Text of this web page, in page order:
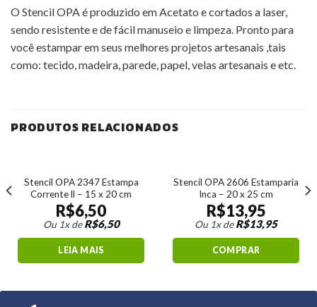
O Stencil OPA é produzido em Acetato e cortados a laser,
sendo resistente e de fácil manuseio e limpeza. Pronto para
você estampar em seus melhores projetos artesanais ,tais
como: tecido, madeira, parede, papel, velas artesanais e etc.
PRODUTOS RELACIONADOS
Stencil OPA 2347 Estampa
Corrente ll – 15 x 20 cm
R$6,50
Ou 1x deR$6,50
LEIA MAIS
Stencil OPA 2606 Estamparia
Inca – 20 x 25 cm
R$13,95
Ou 1x deR$13,95
COMPRAR